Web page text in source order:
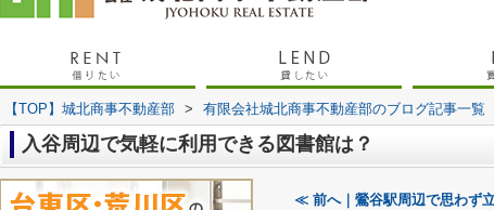
【TOP】城北商事不動産部 > 有限会社城北商事不動産部のブログ記事一覧
入谷周辺で気軽に利用できる図書館は？
≪ 前へ｜鶯谷駅周辺で思わず